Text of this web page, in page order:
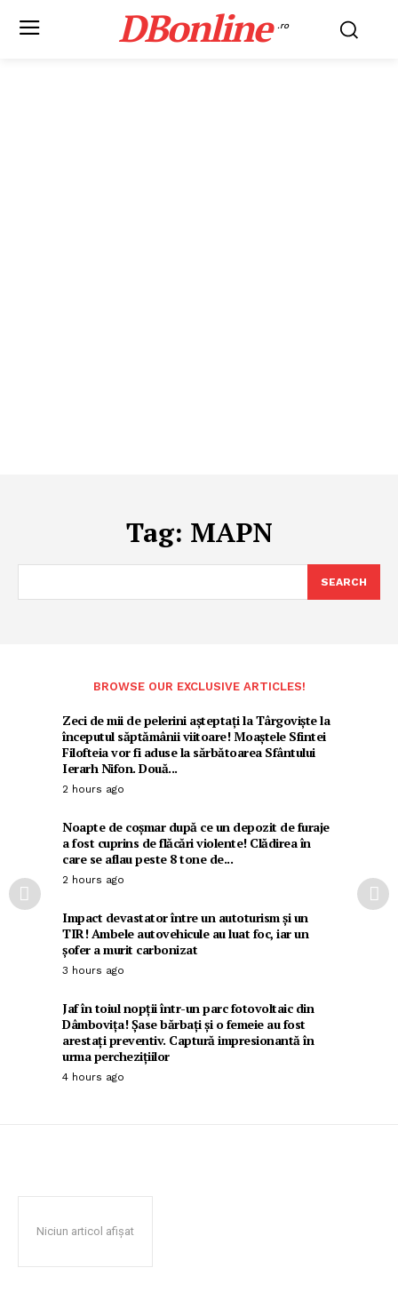
DBonline .ro
Tag: MAPN
SEARCH
BROWSE OUR EXCLUSIVE ARTICLES!
Zeci de mii de pelerini așteptați la Târgoviște la
începutul săptămânii viitoare! Moaștele Sfintei
Filofteia vor fi aduse la sărbătoarea Sfântului
Ierarh Nifon. Două...
2 hours ago
Noapte de coșmar după ce un depozit de furaje
a fost cuprins de flăcări violente! Clădirea în
care se aflau peste 8 tone de...
2 hours ago
Impact devastator între un autoturism și un
TIR! Ambele autovehicule au luat foc, iar un
șofer a murit carbonizat
3 hours ago
Jaf în toiul nopții într-un parc fotovoltaic din
Dâmbovița! Șase bărbați și o femeie au fost
arestați preventiv. Captură impresionantă în
urma perchezițiilor
4 hours ago
Niciun articol afișat